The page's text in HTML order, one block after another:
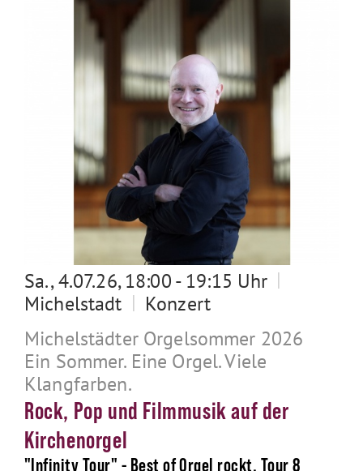
Sa., 4.07.26, 18:00 - 19:15 Uhr |
Michelstadt | Konzert
Michelstädter Orgelsommer 2026
Ein Sommer. Eine Orgel. Viele
Klangfarben.
Rock, Pop und Filmmusik auf der
Kirchenorgel
"Infinity Tour" - Best of Orgel rockt, Tour 8